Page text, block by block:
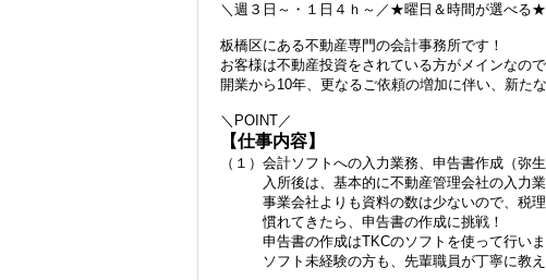
＼週３日～・１日４ｈ～／★曜日＆時間が選べる★
板橋区にある不動産専門の会計事務所です！
お客様は不動産投資をされている方がメインなの
開業から10年、更なるご依頼の増加に伴い、新た
＼POINT／
【仕事内容】
（１）会計ソフトへの入力業務、申告書作成（弥生
入所後は、基本的に不動産管理会社の入力業
事業会社よりも資料の数は少ないので、税理
慣れてきたら、申告書の作成に挑戦！
申告書の作成はTKCのソフトを使って行いま
ソフト未経験の方も、先輩職員が丁寧に教え